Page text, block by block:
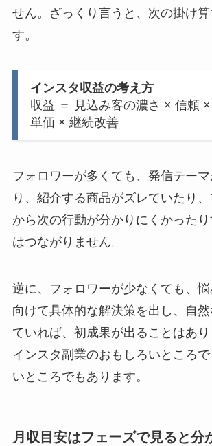
せん。ざっくり言うと、次の掛け算
す。
インスタ収益の考え方
収益 ＝ 見込み客の濃さ × 信頼
単価 × 継続改善
フォロワーが多くても、発信テー
り、紹介する商品がズレていたり
から次の行動が分かりにくかった
はつながりません。
逆に、フォロワーが少なくても、
向けて具体的な解決策を出し、自
ていれば、初成果が出ることはあ
インスタ副業のおもしろいところ
いところでもあります。
月収目安はフェーズで見ると分